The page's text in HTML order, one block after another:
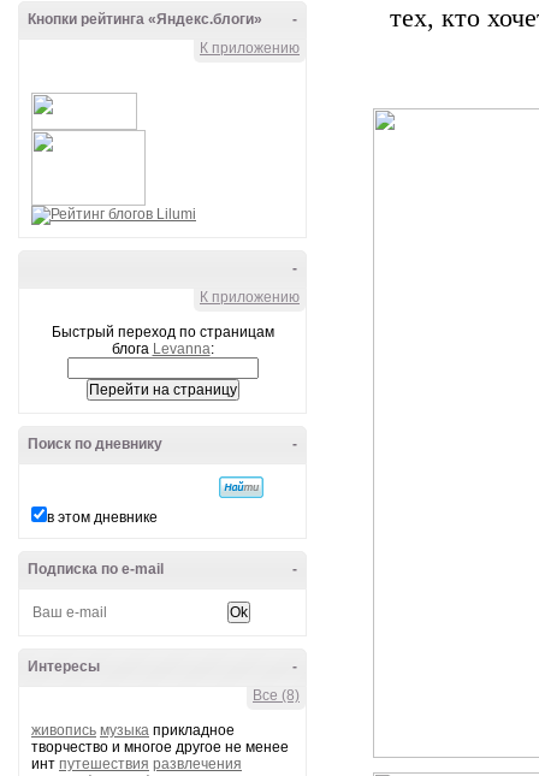
-
Кнопки рейтинга «Яндекс.блоги»
К приложению
-
К приложению
Быстрый переход по страницам
блога Levanna:
-
Поиск по дневнику
в этом дневнике
-
Подписка по e-mail
-
Интересы
Все (8)
живопись музыка прикладное
творчество и многое другое не менее
инт путешествия развлечения
тех, кто